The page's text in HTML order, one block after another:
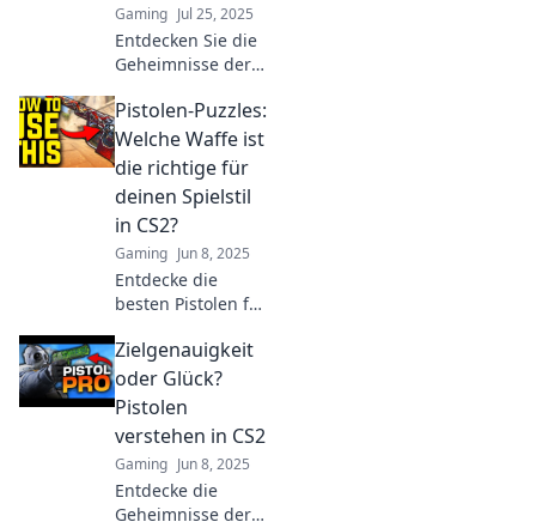
Gaming Jul 25, 2025
Entdecken Sie die
Geheimnisse der
Pistolen und
meistern Sie das
Pistolen-Puzzle.
Werden Sie zum
Profi im Spiel!
Pistolen-Puzzles:
Welche Waffe ist
die richtige für
deinen Spielstil
in CS2?
Gaming Jun 8, 2025
Entdecke die
besten Pistolen für
CS2! Finde die
perfekte Waffe
und dominiere das
Game wie nie
zuvor!
Zielgenauigkeit
oder Glück?
Pistolen
verstehen in CS2
Gaming Jun 8, 2025
Entdecke die
Geheimnisse der